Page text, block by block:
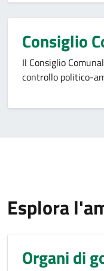
Consiglio
Il Consiglio
controllo politico-
Esplora
Organi di